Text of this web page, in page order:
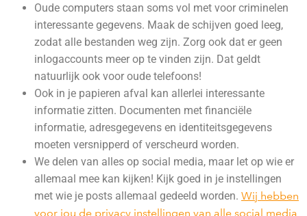
Oude computers staan soms vol met voor criminelen
interessante gegevens. Maak de schijven goed leeg,
zodat alle bestanden weg zijn. Zorg ook dat er geen
inlogaccounts meer op te vinden zijn. Dat geldt
natuurlijk ook voor oude telefoons!
Ook in je papieren afval kan allerlei interessante
informatie zitten. Documenten met financiële
informatie, adresgegevens en identiteitsgegevens
moeten versnipperd of verscheurd worden.
We delen van alles op social media, maar let op wie er
allemaal mee kan kijken! Kijk goed in je instellingen
met wie je posts allemaal gedeeld worden. Wij hebben
voor jou de privacy instellingen van alle social media